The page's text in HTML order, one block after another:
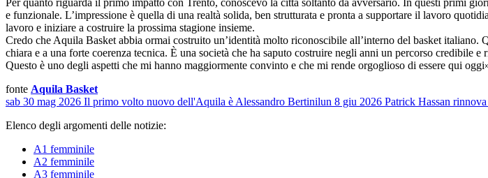
e funzionale. L’impressione è quella di una realtà solida, ben strutturata e pronta a supportare il lavoro
lavoro e iniziare a costruire la prossima stagione insieme.
Credo che Aquila Basket abbia ormai costruito un’identità molto riconoscibile all’interno del basket
chiara e a una forte coerenza tecnica. È una società che ha saputo costruire negli anni un percorso
Questo è uno degli aspetti che mi hanno maggiormente convinto e che mi rende orgoglioso di essere qui
fonte Aquila Basket
sab 30 mag 2026 Il primo volto nuovo dell'Aquila è Alessandro Bertinilun 8 giu 2026 Patrick Hassan
Elenco degli argomenti delle notizie:
A1 femminile
A2 femminile
A3 femminile